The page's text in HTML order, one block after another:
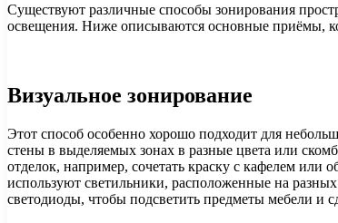
Существуют различные способы зонирования
освещения. Ниже описываются основные приёмы,
Визуальное зонирование
Этот способ особенно хорошо подходит для
стены в выделяемых зонах в разные цвета или
отделок, например, сочетать краску с кафелем или
используют светильники, расположенные на
светодиоды, чтобы подсветить предметы мебели и